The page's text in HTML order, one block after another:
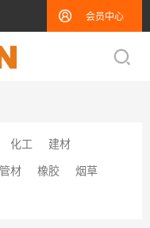
会员中心
化工 建材
材 橡胶 烟草